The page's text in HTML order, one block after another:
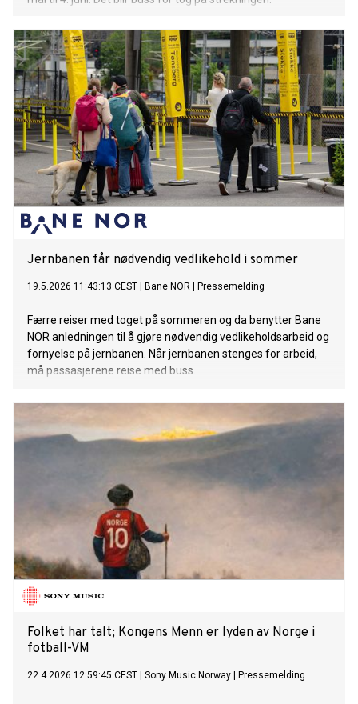
Jernbanen får nødvendig vedlikehold i sommer
19.5.2026 11:43:13 CEST Bane NOR Pressemelding
Færre reiser med toget på sommeren og da benytter Bane
NOR anledningen til å gjøre nødvendig vedlikeholdsarbeid og
fornyelse på jernbanen. Når jernbanen stenges for arbeid,
må passasjerene reise med buss.
Folket har talt; Kongens Menn er lyden av Norge i
fotball-VM
22.4.2026 12:59:45 CEST Sony Music Norway Pressemelding